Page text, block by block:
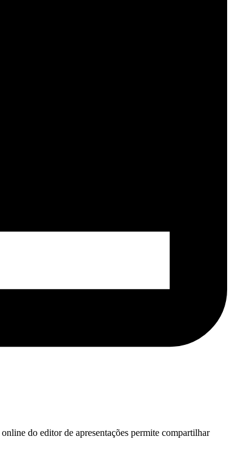
do editor de apresentações permite compartilhar